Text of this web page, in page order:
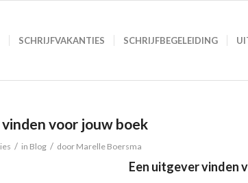
SCHRIJFVAKANTIES SCHRIJFBEGELEIDING
voor jouw boek
/ in Blog / door Marelle Boersma
Een uitgever vinden